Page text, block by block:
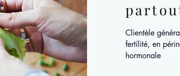
Clientèle
fertilité, en
hormonale